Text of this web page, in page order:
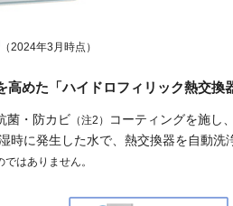
（2024年3月時点）
高めた「ハイドロフィリック熱交換
菌・防カビ （注2）
コーティングを施し
時に発生した水で、熱交換器を自動洗
はありません。